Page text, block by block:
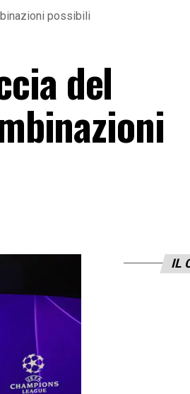
possibili
del
IL